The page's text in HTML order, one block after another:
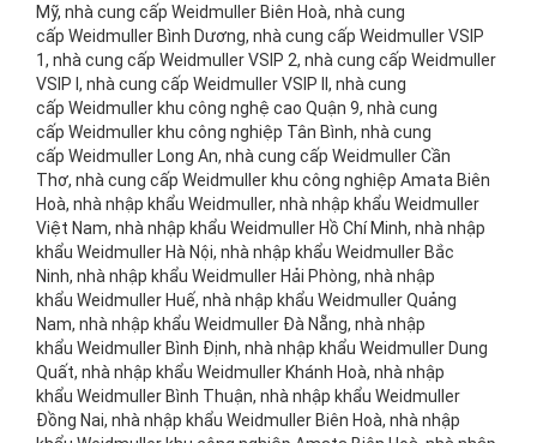
Mỹ, nhà cung cấp Weidmuller Biên Hoà, nhà cung
cấp Weidmuller Bình Dương, nhà cung cấp Weidmuller VSIP
1, nhà cung cấp Weidmuller VSIP 2, nhà cung cấp Weidmuller
VSIP I, nhà cung cấp Weidmuller VSIP II, nhà cung
cấp Weidmuller khu công nghệ cao Quận 9, nhà cung
cấp Weidmuller khu công nghiệp Tân Bình, nhà cung
cấp Weidmuller Long An, nhà cung cấp Weidmuller Cần
Thơ, nhà cung cấp Weidmuller khu công nghiệp Amata Biên
Hoà, nhà nhập khẩu Weidmuller, nhà nhập khẩu Weidmuller
Việt Nam, nhà nhập khẩu Weidmuller Hồ Chí Minh, nhà nhập
khẩu Weidmuller Hà Nội, nhà nhập khẩu Weidmuller Bắc
Ninh, nhà nhập khẩu Weidmuller Hải Phòng, nhà nhập
khẩu Weidmuller Huế, nhà nhập khẩu Weidmuller Quảng
Nam, nhà nhập khẩu Weidmuller Đà Nẵng, nhà nhập
khẩu Weidmuller Bình Định, nhà nhập khẩu Weidmuller Dung
Quất, nhà nhập khẩu Weidmuller Khánh Hoà, nhà nhập
khẩu Weidmuller Bình Thuận, nhà nhập khẩu Weidmuller
Đồng Nai, nhà nhập khẩu Weidmuller Biên Hoà, nhà nhập